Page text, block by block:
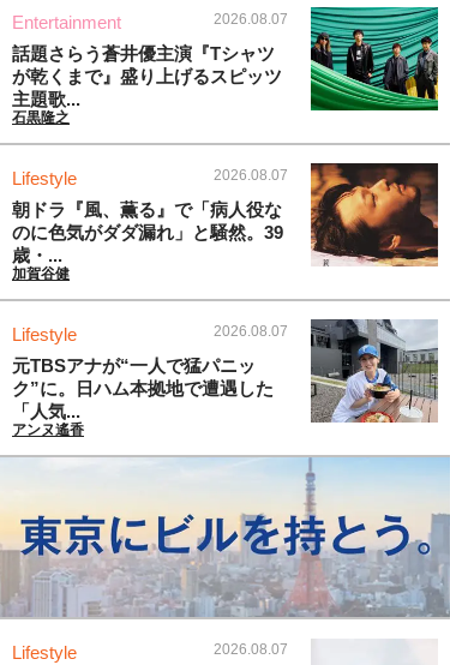
Entertainment 2026.08.07
話題さらう蒼井優主演『Tシャツ
が乾くまで』盛り上げるスピッツ
主題歌...
石黒隆之
Lifestyle 2026.08.07
朝ドラ『風、薫る』で「病人役な
のに色気がダダ漏れ」と騒然。39
歳・...
加賀谷健
Lifestyle 2026.08.07
元TBSアナが“一人で猛パニッ
ク”に。日ハム本拠地で遭遇した
「人気...
アンヌ遙香
Lifestyle 2026.08.07